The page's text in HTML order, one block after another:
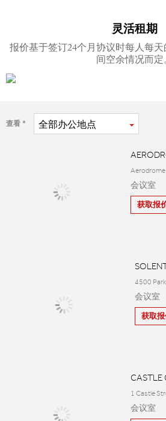
灵活租期
报价基于签订24个月协议时每人每
间空余情况而定。
查看 全部办公地点
Aerodrome
会议室
获取报
4500
会议室
获取
CASTLE
1 Castle
会议室